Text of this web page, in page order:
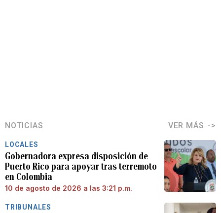
NOTICIAS VER MÁS
LOCALES
Gobernadora expresa disposición de
Puerto Rico para apoyar tras terremoto
en Colombia
10 de agosto de 2026 a las 3:21 p.m.
TRIBUNALES